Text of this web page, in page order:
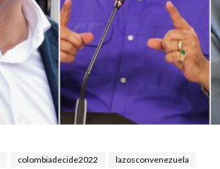
colombiadecide2022 lazosconvenezuela